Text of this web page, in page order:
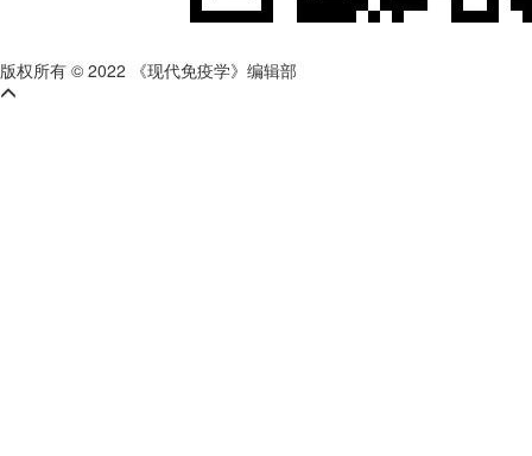
版权所有 © 2022 《现代免疫学》编辑部